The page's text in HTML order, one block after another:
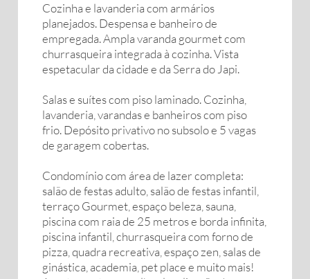
Cozinha e lavanderia com armários
planejados. Despensa e banheiro de
empregada. Ampla varanda gourmet com
churrasqueira integrada à cozinha. Vista
espetacular da cidade e da Serra do Japi.
Salas e suítes com piso laminado. Cozinha,
lavanderia, varandas e banheiros com piso
frio. Depósito privativo no subsolo e 5 vagas
de garagem cobertas.
Condomínio com área de lazer completa:
salão de festas adulto, salão de festas infantil,
terraço Gourmet, espaço beleza, sauna,
piscina com raia de 25 metros e borda infinita,
piscina infantil, churrasqueira com forno de
pizza, quadra recreativa, espaço zen, salas de
ginástica, academia, pet place e muito mais!